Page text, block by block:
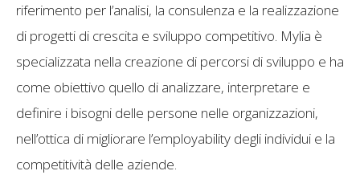
riferimento per l’analisi, la consulenza e la realizzazione
di progetti di crescita e sviluppo competitivo. Mylia è
specializzata nella creazione di percorsi di sviluppo e ha
come obiettivo quello di analizzare, interpretare e
definire i bisogni delle persone nelle organizzazioni,
nell’ottica di migliorare l’employability degli individui e la
competitività delle aziende.